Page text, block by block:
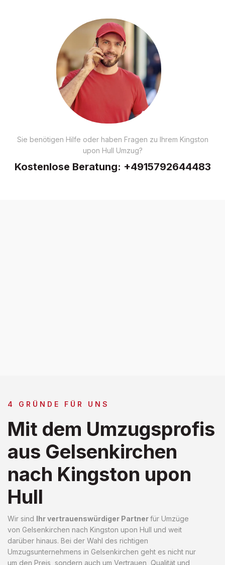
Sie benötigen Hilfe oder haben Fragen zu Ihrem Kingston
upon Hull Umzug?
Kostenlose Beratung: +4915792644483
4 GRÜNDE FÜR UNS
Mit dem Umzugsprofis
aus Gelsenkirchen
nach Kingston upon
Hull
Wir sind Ihr vertrauenswürdiger Partnerfür Umzüge
von Gelsenkirchen nach Kingston upon Hull und weit
darüber hinaus. Bei der Wahl des richtigen
Umzugsunternehmens in Gelsenkirchen geht es nicht nur
um den Preis, sondern auch um Vertrauen, Qualität und